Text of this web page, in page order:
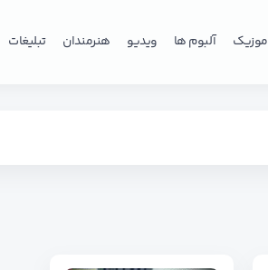
موزیک آلبوم ها ویدیو هنرمندان تبلیغات